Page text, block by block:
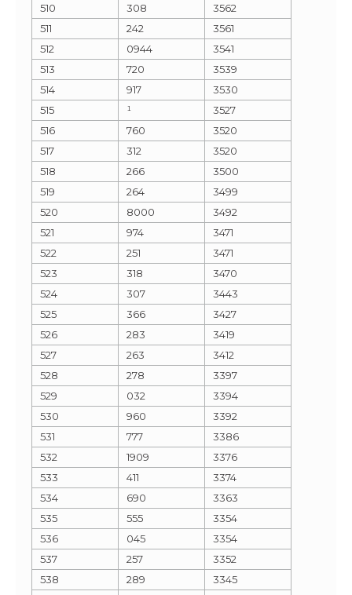
510
308
3562
511
242
3561
512
0944
3541
513
720
3539
514
917
3530
515
¹
3527
516
760
3520
517
312
3520
518
266
3500
519
264
3499
520
8000
3492
521
974
3471
522
251
3471
523
318
3470
524
307
3443
525
366
3427
526
283
3419
527
263
3412
528
278
3397
529
032
3394
530
960
3392
531
777
3386
532
1909
3376
533
411
3374
534
690
3363
535
555
3354
536
045
3354
537
257
3352
538
289
3345